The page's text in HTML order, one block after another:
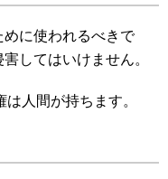
に使われるべきで
してはいけません。
人間が持ちます。